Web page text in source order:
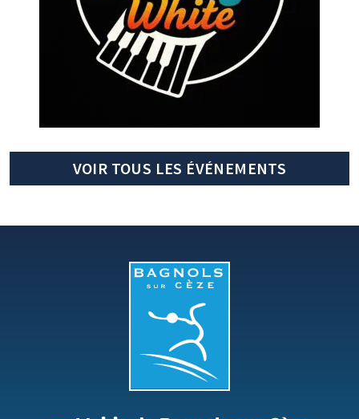
VOIR TOUS LES ÉVÉNEMENTS